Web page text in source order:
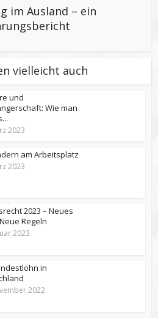
im Ausland – ein
vielleicht auch
und
Wie man
2023
am Arbeitsplatz
2023
2023 – Neues
Regeln
2023
in
2022